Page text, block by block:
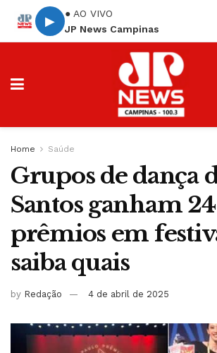
▶
● AO VIVO
JP News Campinas
Home Saúde
Grupos de dança
Santos ganham 24
prêmios em
saiba quais
by Redação 4 de abril de 2025